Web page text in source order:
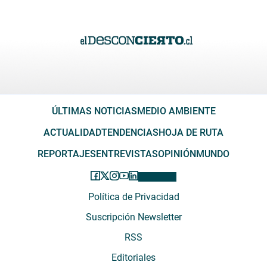
ÚLTIMAS NOTICIASMEDIO AMBIENTE
ACTUALIDADTENDENCIASHOJA DE RUTA
REPORTAJESENTREVISTASOPINIÓNMUNDO
Política de Privacidad
Suscripción Newsletter
RSS
Editoriales